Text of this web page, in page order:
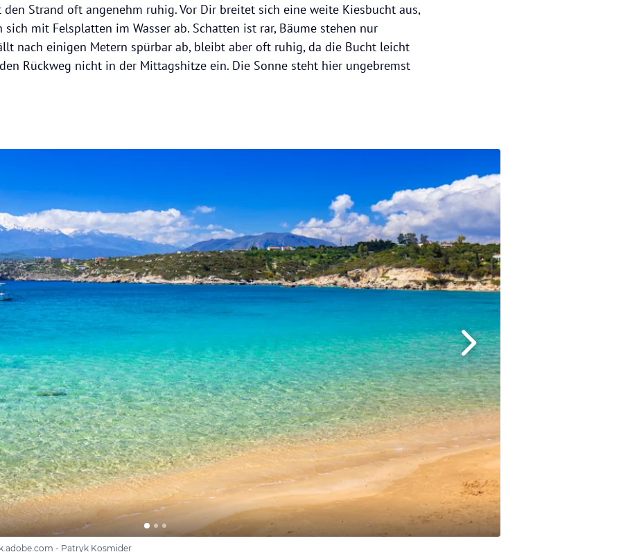
Strand oft angenehm ruhig. Vor Dir breitet sich eine weite Kiesbucht aus,
sich mit Felsplatten im Wasser ab. Schatten ist rar, Bäume stehen nur
nach einigen Metern spürbar ab, bleibt aber oft ruhig, da die Bucht leicht
Rückweg nicht in der Mittagshitze ein. Die Sonne steht hier ungebremst
- Patryk Kosmider